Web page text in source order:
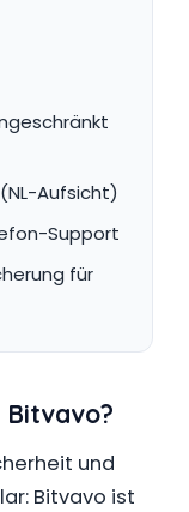
Aufsicht)
Support
für
Bitvavo?
und
Bitvavo ist